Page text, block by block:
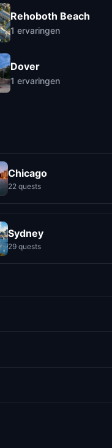
Rehoboth Beach
1 ervaringen
Dover
1 ervaringen
Chicago
22 quests
Sydney
29 quests